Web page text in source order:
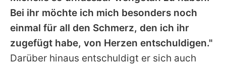
Bei ihr möchte ich mich besonders noch
einmal für all den Schmerz, den ich ihr
zugefügt habe, von Herzen entschuldigen."
Darüber hinaus entschuldigt er sich auch